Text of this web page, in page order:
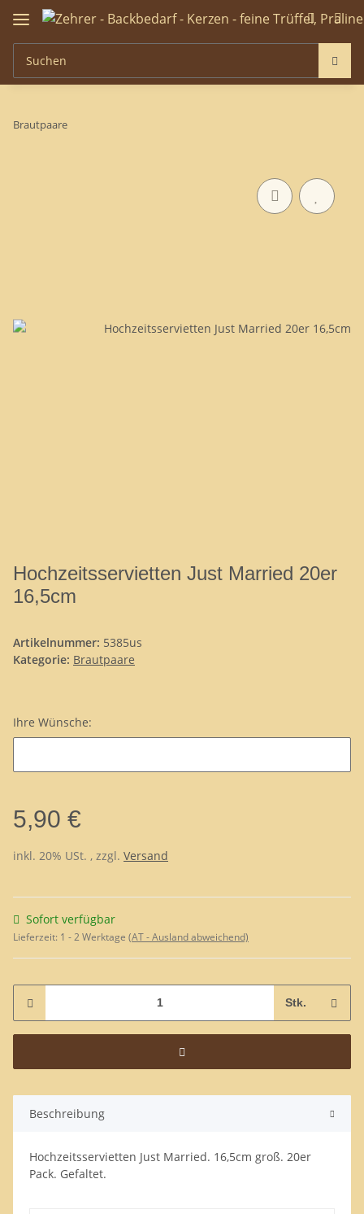
Brautpaare
Hochzeitsservietten Just Married 20er
16,5cm
Artikelnummer: 5385us
Kategorie: Brautpaare
Ihre Wünsche:
5,90 €
inkl. 20% USt. , zzgl. Versand
Sofort verfügbar
Lieferzeit: 1 - 2 Werktage (AT - Ausland abweichend)
Stk.
Beschreibung
Hochzeitsservietten Just Married. 16,5cm groß. 20er
Pack. Gefaltet.